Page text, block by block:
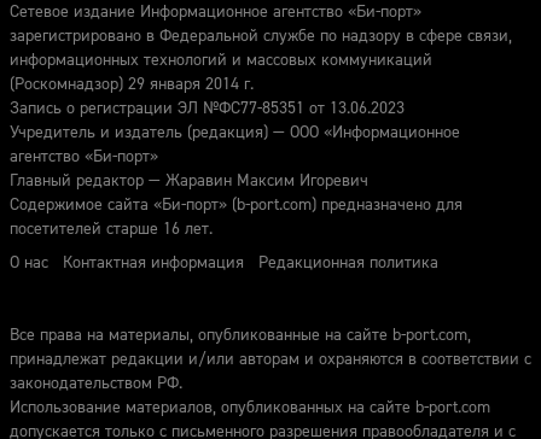
Сетевое издание Информационное агентство «Би-порт»
зарегистрировано в Федеральной службе по надзору в сфере связи,
информационных технологий и массовых коммуникаций
(Роскомнадзор) 29 января 2014 г.
Запись о регистрации ЭЛ №ФС77-85351 от 13.06.2023
Учредитель и издатель (редакция) — ООО «Информационное
агентство «Би-порт»
Главный редактор — Жаравин Максим Игоревич
Содержимое сайта «Би-порт» (b-port.com) предназначено для
посетителей старше 16 лет.
О нас
Контактная информация Редакционная политика
Все права на материалы, опубликованные на сайте b-port.com,
принадлежат редакции и/или авторам и охраняются в соответствии с
законодательством РФ.
Использование материалов, опубликованных на сайте b-port.com
допускается только с письменного разрешения правообладателя и с